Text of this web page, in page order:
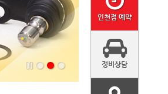
인천점 예약
정비상담